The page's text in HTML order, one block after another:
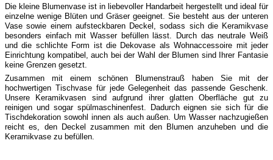
Die kleine Blumenvase ist in liebevoller Handarbeit hergestellt und ideal für
einzelne wenige Blüten und Gräser geeignet. Sie besteht aus der unteren
Vase sowie einem aufsteckbaren Deckel, sodass sich die Keramikvase
besonders einfach mit Wasser befüllen lässt. Durch das neutrale Weiß
und die schlichte Form ist die Dekovase als Wohnaccessoire mit jeder
Einrichtung kompatibel, auch bei der Wahl der Blumen sind Ihrer Fantasie
keine Grenzen gesetzt.
Zusammen mit einem schönen Blumenstrauß haben Sie mit der
hochwertigen Tischvase für jede Gelegenheit das passende Geschenk.
Unsere Keramikvasen sind aufgrund ihrer glatten Oberfläche gut zu
reinigen und sogar spülmaschinenfest. Dadurch eignen sie sich für die
Tischdekoration sowohl innen als auch außen. Um Wasser nachzugießen
reicht es, den Deckel zusammen mit den Blumen anzuheben und die
Keramikvase zu befüllen.